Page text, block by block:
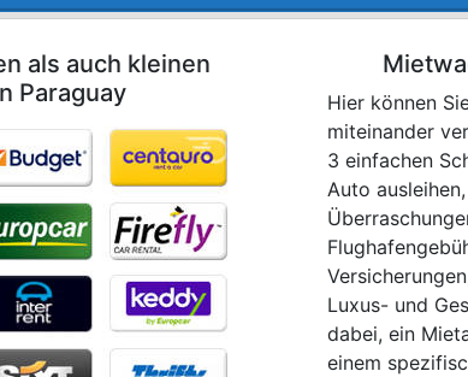
als auch kleinen
Paraguay
Hier können
miteinander
3 einfachen
Auto
Luxus- und
dabei, ein
einem